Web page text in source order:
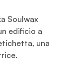
Soulwax
edificio a
una